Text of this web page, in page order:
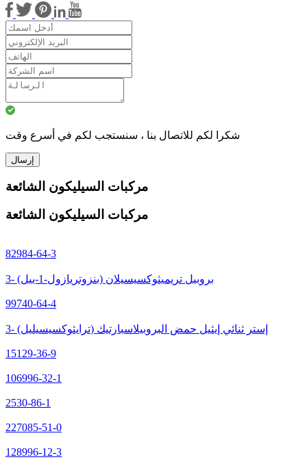
شكرا لكم للاتصال بنا ، سنستجب لكم في أسرع وقت
إرسال
مركبات السيليكون الشائعة
مركبات السيليكون الشائعة
82984-64-3
3- (بنزوتريازول-1-ييل) بروبيل تريميثوكسيسيلان
99740-64-4
3- (ترايثوكسيسيليل) إستر ثنائي إيثيل حمض البروبيلاسبارتيك
15129-36-9
106996-32-1
2530-86-1
227085-51-0
128996-12-3